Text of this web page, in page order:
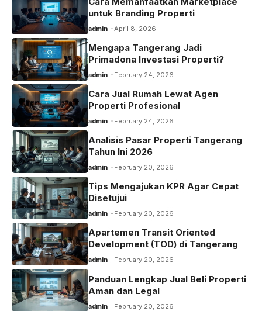
o
o
k
p
p
m
n
untuk Branding Properti
admin April 8, 2026
Mengapa Tangerang Jadi
Primadona Investasi Properti?
admin February 24, 2026
Cara Jual Rumah Lewat Agen
Properti Profesional
admin February 24, 2026
Analisis Pasar Properti Tangerang
Tahun Ini 2026
admin February 20, 2026
Tips Mengajukan KPR Agar Cepat
Disetujui
admin February 20, 2026
Apartemen Transit Oriented
Development (TOD) di Tangerang
admin February 20, 2026
Panduan Lengkap Jual Beli Properti
Aman dan Legal
admin February 20, 2026